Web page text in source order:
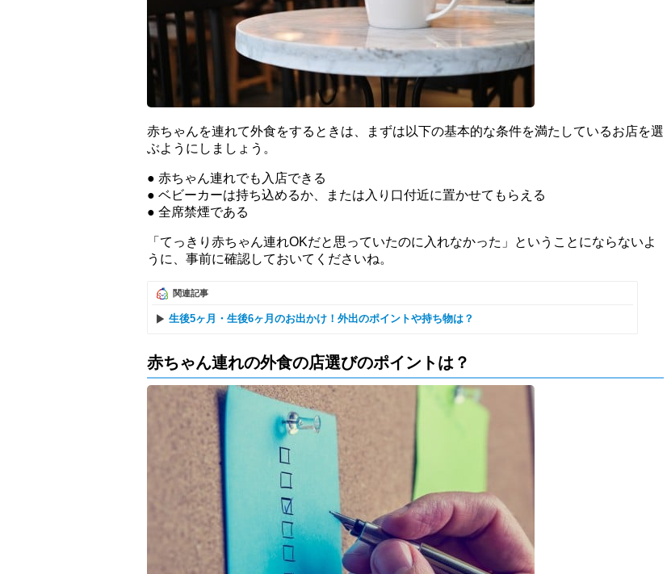
赤ちゃんを連れて外食をするときは、まずは以下の基本的な条件を満たしているお店を選
ぶようにしましょう。
● 赤ちゃん連れでも入店できる
● ベビーカーは持ち込めるか、または入り口付近に置かせてもらえる
● 全席禁煙である
「てっきり赤ちゃん連れOKだと思っていたのに入れなかった」ということにならないよ
うに、事前に確認しておいてくださいね。
関連記事
生後5ヶ月・生後6ヶ月のお出かけ！外出のポイントや持ち物は？
赤ちゃん連れの外食の店選びのポイントは？